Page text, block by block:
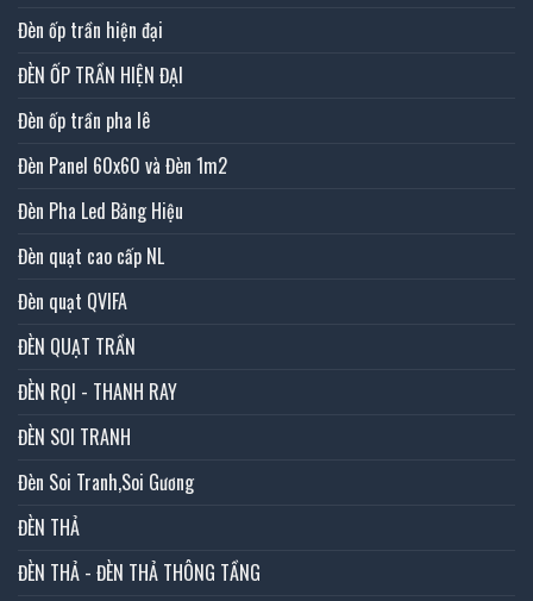
Đèn ốp trần hiện đại
ĐÈN ỐP TRẦN HIỆN ĐẠI
Đèn ốp trần pha lê
Đèn Panel 60x60 và Đèn 1m2
Đèn Pha Led Bảng Hiệu
Đèn quạt cao cấp NL
Đèn quạt QVIFA
ĐÈN QUẠT TRẦN
ĐÈN RỌI - THANH RAY
ĐÈN SOI TRANH
Đèn Soi Tranh,Soi Gương
ĐÈN THẢ
ĐÈN THẢ - ĐÈN THẢ THÔNG TẦNG